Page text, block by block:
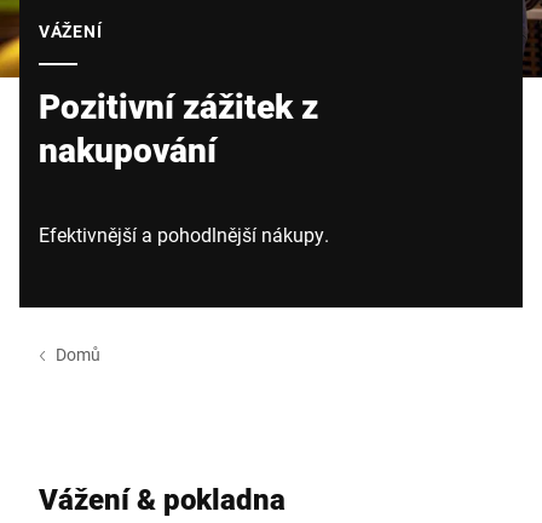
VÁŽENÍ
Pozitivní zážitek z
nakupování
Efektivnější a pohodlnější nákupy.
Domů
Vážení & pokladna